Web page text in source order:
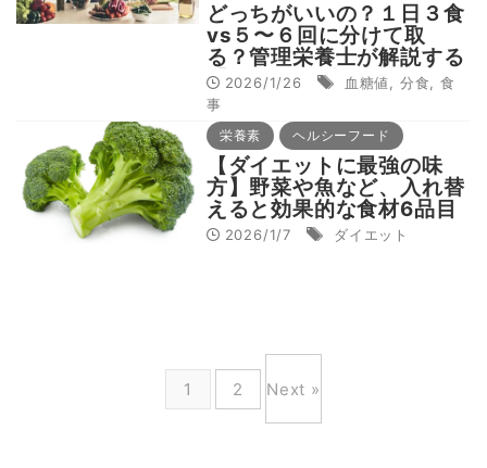
どっちがいいの？１日３食
vs５〜６回に分けて取
る？管理栄養士が解説する
「1日５～６食に分ける
【分食】のメリット、デメ
リット」とは
2026/1/26 血糖値 分食 ,食
事
栄養素 ヘルシーフード
【ダイエットに最強の味
方】野菜や魚など、入れ替
えると効果的な食材6品目
とは？
2026/1/7 ダイエット
1 2 Next »